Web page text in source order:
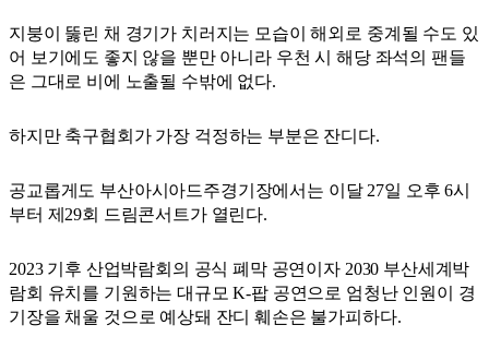
지붕이 뚫린 채 경기가 치러지는 모습이 해외로 중계될 수도 있
어 보기에도 좋지 않을 뿐만 아니라 우천 시 해당 좌석의 팬들
은 그대로 비에 노출될 수밖에 없다.
하지만 축구협회가 가장 걱정하는 부분은 잔디다.
공교롭게도 부산아시아드주경기장에서는 이달 27일 오후 6시
부터 제29회 드림콘서트가 열린다.
2023 기후 산업박람회의 공식 폐막 공연이자 2030 부산세계박
람회 유치를 기원하는 대규모 K-팝 공연으로 엄청난 인원이 경
기장을 채울 것으로 예상돼 잔디 훼손은 불가피하다.